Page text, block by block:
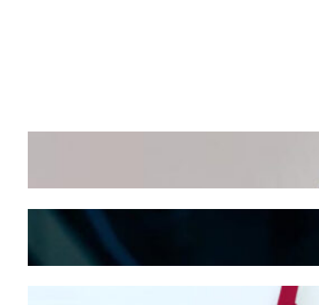
Wanita Pamer Pakaian
Kepribadian
Mengintip Kepribadian
Wanita Dari Warna Bra